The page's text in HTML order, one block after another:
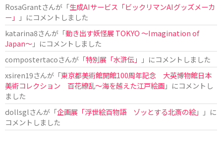
RosaGrantさんが「生成AIサービス「ビックリマンAIグッズメーカ
ー」
」にコメントしました
katarina8さんが「動き出す妖怪展 TOKYO 〜Imagination of
Japan〜」にコメントしました
compostertacoさんが「特別展「水滸伝」
」にコメントしました
xsiren19さんが「東京都美術館開館100周年記念 大英博物館日本
美術コレクション 百花繚乱～海を越えた江戸絵画」にコメントし
ました
dollsglさんが「企画展「浮世絵百物語 ゾッとする北斎の絵」
」に
コメントしました